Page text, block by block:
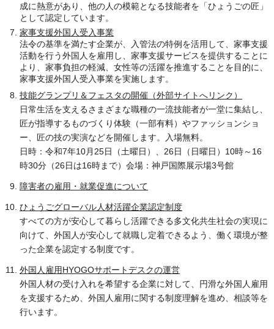
成に熱意があり、他の人の模範となる技能者を「ひょうごの匠」
として認定しています。
家事支援外国人受入事業
法令の基準を満たす企業が、入管法の特例を活用して、家事支援
活動を行う外国人を雇用し、家事支援サービスを提供することに
より、家事負担の軽減、女性等の活躍を推進することを目的に、
家事支援外国人受入事業を実施します。
技能グランプリ＆フェスタの開催（外部サイトへリンク）
日常生活を支えるさまざまな職種の一流技能者が一堂に集結し、
匠が指導するものづくり体験（一部有料）やファッションショ
ー、匠の技の実演などを開催します。入場無料。
日時：令和7年10月25日（土曜日）、26日（日曜日）10時～16
時30分（26日は16時まで）会場：神戸国際展示場3号館
障害者の雇用・就業促進について
ひょうごグローバル人材活躍企業認定制度
すべての方が安心して暮らし活躍できる多文化共生社会の実現に
向けて、外国人が安心して就職し定着できるよう、働く環境が整
った企業を認定する制度です。
外国人雇用HYOGOサポートデスクの運営
外国人材の受け入れを希望する企業に対して、円滑な外国人雇用
を支援するため、外国人雇用に関する制度理解を進め、相談等を
行います。